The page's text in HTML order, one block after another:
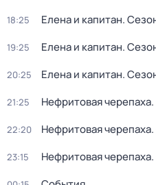
18:25 Елена и капитан.
19:25 Елена и капитан.
20:25 Елена и капитан.
21:25 Нефритовая черепаха
22:20 Нефритовая черепаха
23:15 Нефритовая черепаха